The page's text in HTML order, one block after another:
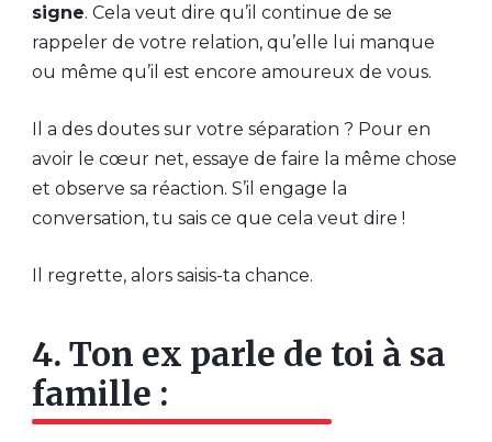
signe. Cela veut dire qu’il continue de se
rappeler de votre relation, qu’elle lui manque
ou même qu’il est encore amoureux de vous.
Il a des doutes sur votre séparation ? Pour en
avoir le cœur net, essaye de faire la même chose
et observe sa réaction. S’il engage la
conversation, tu sais ce que cela veut dire !
Il regrette, alors saisis-ta chance.
4. Ton ex parle de toi à sa
famille :